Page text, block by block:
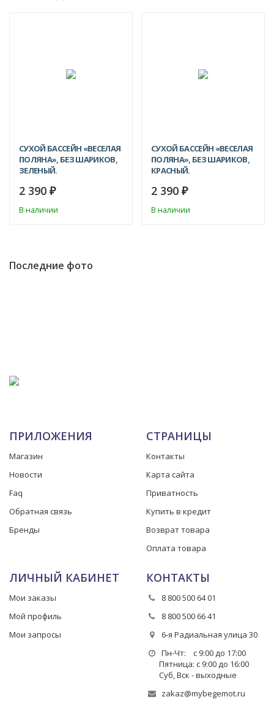
СУХОЙ БАССЕЙН «ВЕСЕЛАЯ
ПОЛЯНА», БЕЗ ШАРИКОВ,
ЗЕЛЕНЫЙ.
2 390 ₽
В наличии
СУХОЙ БАССЕЙН «ВЕСЕЛАЯ
ПОЛЯНА», БЕЗ ШАРИКОВ,
КРАСНЫЙ.
2 390 ₽
В наличии
Последние фото
ПРИЛОЖЕНИЯ
Магазин
Новости
Faq
Обратная связь
Бренды
СТРАНИЦЫ
Контакты
Карта сайта
Приватность
Купить в кредит
Возврат товара
Оплата товара
ЛИЧНЫЙ КАБИНЕТ
Мои заказы
Мой профиль
Мои запросы
КОНТАКТЫ
8 800 500 64 01
8 800 500 66 41
6-я Радиальная улица 30
Пн-Чт: с 9:00 до 17:00
Пятница: с 9:00 до 16:00
Суб, Вск - выходные
zakaz@mybegemot.ru